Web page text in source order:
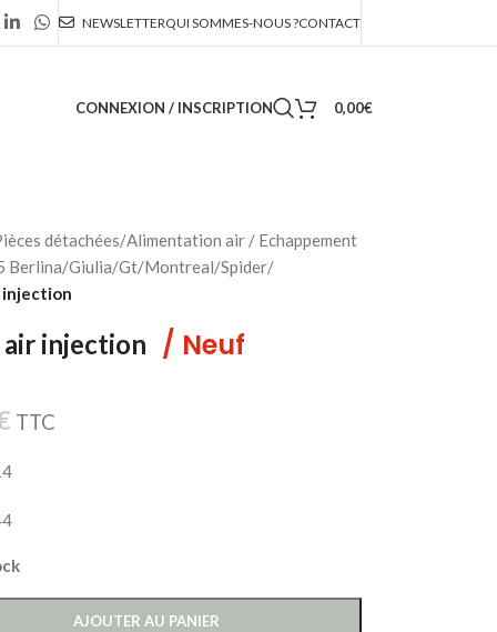
NEWSLETTERQUI SOMMES-NOUS ?CONTACT
CONNEXION / INSCRIPTION 0,00€
détachées/Alimentation air / Echappement
Berlina/Giulia/Gt/Montreal/Spider/
injection / Neuf
TTC
AJOUTER AU PANIER